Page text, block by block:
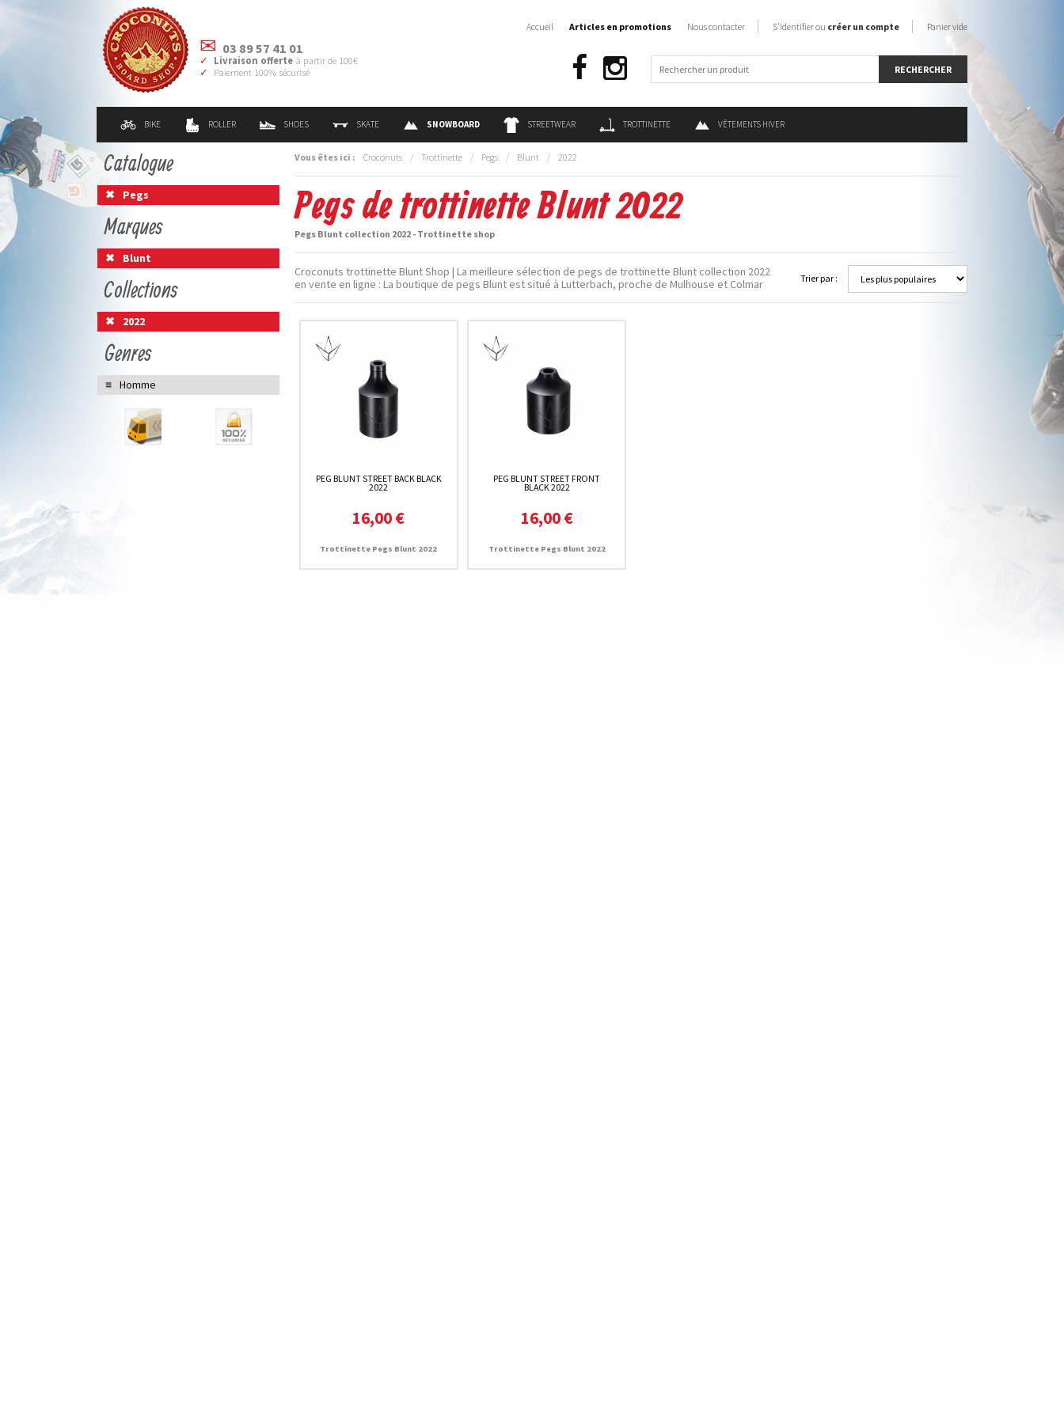
03 89 57 41 01
Livraison offerte à partir de 100€
Paiement 100% sécurisé
BIKE ROLLER SHOES SKATE SNOWBOARD STREETWEAR TROTTINETTE VÊTEMENTS HIVER
Accueil Articles en promotions Nous contacter S'identifier ou créer un compte Panier vide
Vous êtes ici : Croconuts / Trottinette / Pegs / Blunt / 2022
Pegs de trottinette Blunt 2022
Pegs Blunt collection 2022 - Trottinette shop
Trier par :
Croconuts trottinette Blunt Shop | La meilleure sélection de pegs de trottinette Blunt collection 2022
en vente en ligne : La boutique de pegs Blunt est situé à Lutterbach, proche de Mulhouse et Colmar
PEG BLUNT STREET BACK BLACK
2022
16,00 €
Trottinette Pegs Blunt 2022
PEG BLUNT STREET FRONT
BLACK 2022
16,00 €
Trottinette Pegs Blunt 2022
Catalogue
Pegs
Marques
Blunt
Collections
2022
Genres
Homme